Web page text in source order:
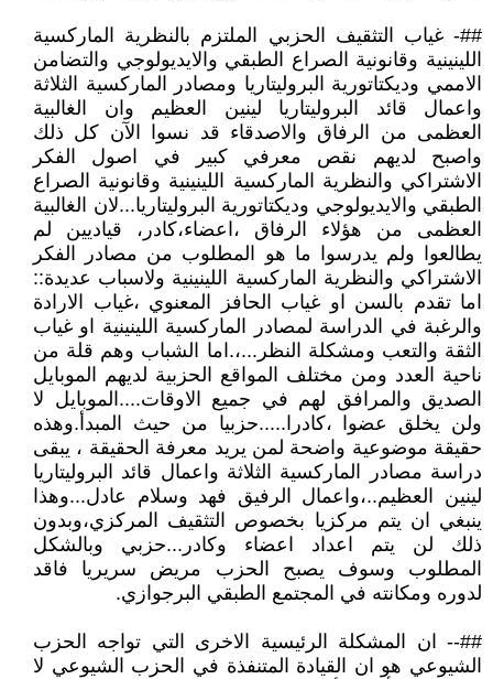
##- غياب التثقيف الحزبي الملتزم بالنظرية الماركسية
اللينينية وقانونية الصراع الطبقي والايديولوجي والتضامن
الاممي وديكتاتورية البروليتاريا ومصادر الماركسية الثلاثة
واعمال قائد البروليتاريا لينين العظيم وان الغالبية
العظمى من الرفاق والاصدقاء قد نسوا الآن كل ذلك
واصبح لديهم نقص معرفي كبير في اصول الفكر
الاشتراكي والنظرية الماركسية اللينينية وقانونية الصراع
الطبقي والايديولوجي وديكتاتورية البروليتاريا...لان الغالبية
العظمى من هؤلاء الرفاق ،اعضاء،كادر، قياديين لم
يطالعوا ولم يدرسوا ما هو المطلوب من مصادر الفكر
الاشتراكي والنظرية الماركسية اللينينية ولاسباب عديدة::
اما تقدم بالسن او غياب الحافز المعنوي ،غياب الارادة
والرغبة في الدراسة لمصادر الماركسية اللينينية او غياب
الثقة والتعب ومشكلة النظر...،.اما الشباب وهم قلة من
ناحية العدد ومن مختلف المواقع الحزبية لديهم الموبايل
الصديق والمرافق لهم في جميع الاوقات....الموبايل لا
ولن يخلق عضوا ،كادرا.....حزبيا من حيث المبدأ.وهذه
حقيقة موضوعية واضحة لمن يريد معرفة الحقيقة ، يبقى
دراسة مصادر الماركسية الثلاثة واعمال قائد البروليتاريا
لينين العظيم..،واعمال الرفيق فهد وسلام عادل...وهذا
ينبغي ان يتم مركزيا بخصوص التثقيف المركزي،وبدون
ذلك لن يتم اعداد اعضاء وكادر...حزبي وبالشكل
المطلوب وسوف يصبح الحزب مريض سريريا فاقد
لدوره ومكانته في المجتمع الطبقي البرجوازي.
##-- ان المشكلة الرئيسية الاخرى التي تواجه الحزب
الشيوعي هو ان القيادة المتنفذة في الحزب الشيوعي لا